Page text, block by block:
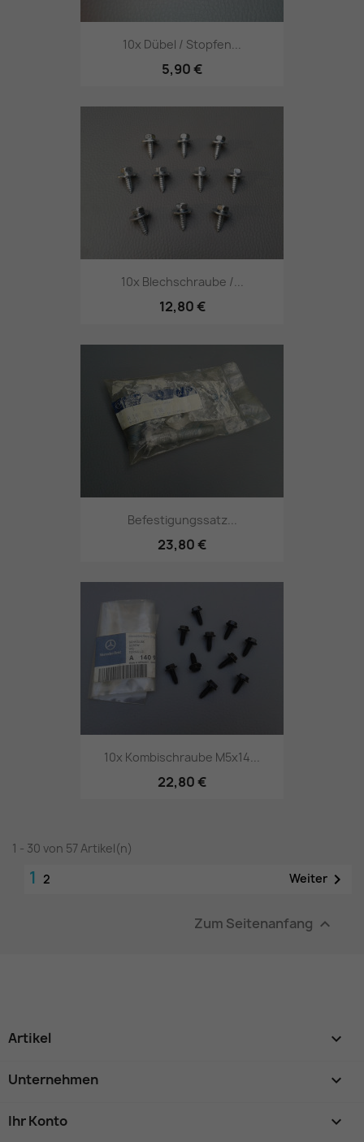
10x Dübel / Stopfen...
5,90 €
10x Blechschraube /...
12,80 €
Befestigungssatz...
23,80 €
10x Kombischraube M5x14...
22,80 €
1 - 30 von 57 Artikel(n)
1 2 Weiter 
Zum Seitenanfang 
Artikel 
Unternehmen 
Ihr Konto 